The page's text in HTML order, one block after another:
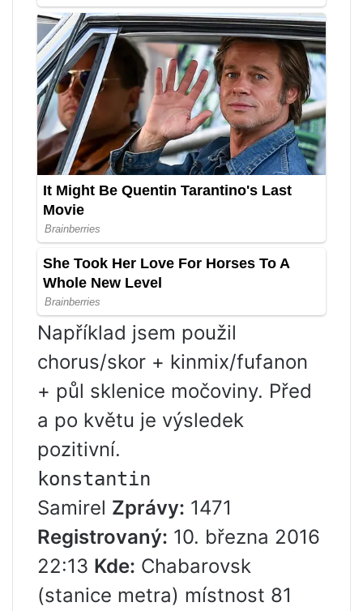
Například jsem použil
chorus/skor + kinmix/fufanon
+ půl sklenice močoviny. Před
a po květu je výsledek
pozitivní.
konstantin
Samirel Zprávy: 1471
Registrovaný: 10. března 2016
22:13 Kde: Chabarovsk
(stanice metra) místnost 81